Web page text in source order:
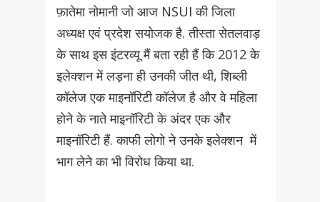
फ़ातेमा नोमानी जो आज NSUI की जिला
अध्यक्ष एवं प्रदेश सयोजक है. तीस्ता सेतलवाड़
के साथ इस इंटरव्यू मैं बता रही हैं कि 2012 के
इलेक्शन में लड़ना ही उनकी जीत थी, शिब्ली
कॉलेज एक माइनॉरिटी कॉलेज है और वे महिला
होने के नाते माइनॉरिटी के अंदर एक और
माइनॉरिटी हैं. काफी लोगो ने उनके इलेक्शन में
भाग लेने का भी विरोध किया था.